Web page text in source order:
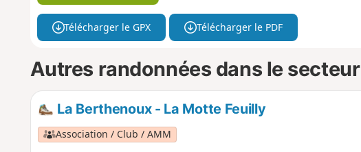
Télécharger le GPX Télécharger le PDF
Autres randonnées dans le secteur
La Berthenoux - La Motte Feuilly
Association / Club / AMM